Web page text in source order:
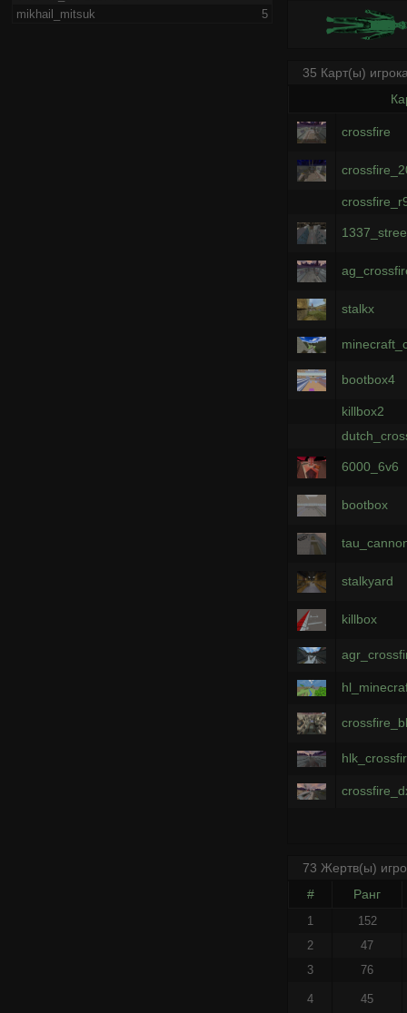
mikhail_mitsuk
5
35 Карт(ы)
crossfire
stalkx
bootbox4
killbox2
6000_6v6
bootbox
stalkyard
killbox
73 Жертв(ы)
#
Ранг
1
152
2
47
3
76
4 45